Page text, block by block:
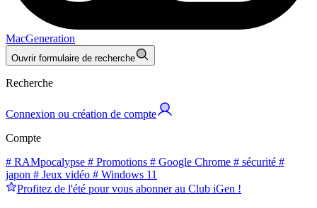
MacGeneration
Ouvrir formulaire de recherche
Recherche
Connexion ou création de compte
Compte
# RAMpocalypse # Promotions # Google Chrome # sécurité #
japon # Jeux vidéo # Windows 11
Profitez de l'été pour vous abonner au Club iGen !